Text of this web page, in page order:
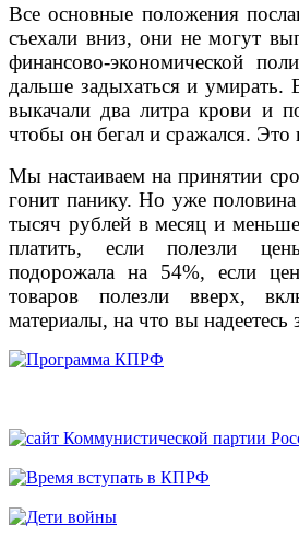
Все основные положения
съехали вниз, они не могут
финансово-экономической
дальше задыхаться и умирать.
выкачали два литра крови и
чтобы он бегал и сражался.
Мы настаиваем на принятии
гонит панику. Но уже
тысяч рублей в месяц и
платить, если полезли
подорожала на 54%, если
товаров полезли вверх,
материалы, на что вы надеетесь